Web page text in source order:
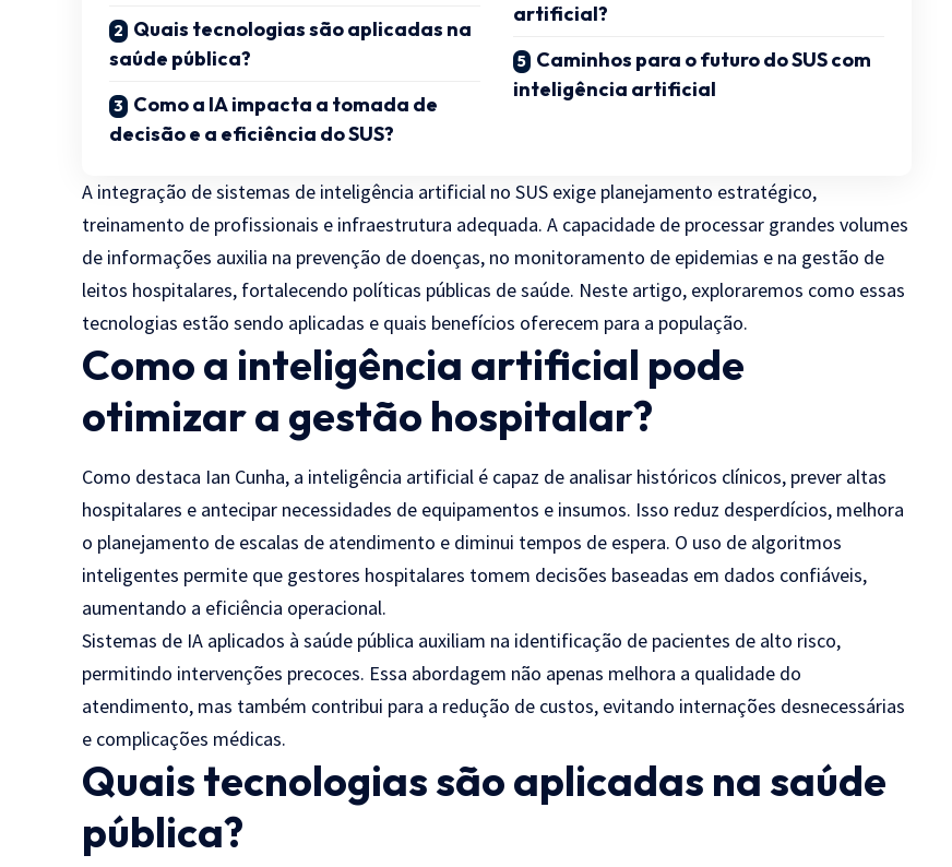
Quais tecnologias são aplicadas na
saúde pública?
Como a IA impacta a tomada de
decisão e a eficiência do SUS?
artificial?
Caminhos para o futuro do SUS com
inteligência artificial
A integração de sistemas de inteligência artificial no SUS exige planejamento estratégico,
treinamento de profissionais e infraestrutura adequada. A capacidade de processar grandes volumes
de informações auxilia na prevenção de doenças, no monitoramento de epidemias e na gestão de
leitos hospitalares, fortalecendo políticas públicas de saúde. Neste artigo, exploraremos como essas
tecnologias estão sendo aplicadas e quais benefícios oferecem para a população.
Como a inteligência artificial pode
otimizar a gestão hospitalar?
Como destaca Ian Cunha, a inteligência artificial é capaz de analisar históricos clínicos, prever altas
hospitalares e antecipar necessidades de equipamentos e insumos. Isso reduz desperdícios, melhora
o planejamento de escalas de atendimento e diminui tempos de espera. O uso de algoritmos
inteligentes permite que gestores hospitalares tomem decisões baseadas em dados confiáveis,
aumentando a eficiência operacional.
Sistemas de IA aplicados à saúde pública auxiliam na identificação de pacientes de alto risco,
permitindo intervenções precoces. Essa abordagem não apenas melhora a qualidade do
atendimento, mas também contribui para a redução de custos, evitando internações desnecessárias
e complicações médicas.
Quais tecnologias são aplicadas na saúde
pública?